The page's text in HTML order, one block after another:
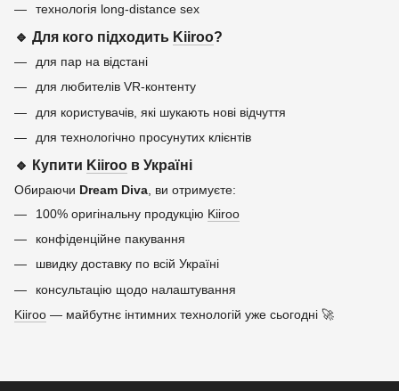
технологія long-distance sex
🔹 Для кого підходить Kiiroo?
для пар на відстані
для любителів VR-контенту
для користувачів, які шукають нові відчуття
для технологічно просунутих клієнтів
🔹 Купити Kiiroo в Україні
Обираючи Dream Diva , ви отримуєте:
100% оригінальну продукцію Kiiroo
конфіденційне пакування
швидку доставку по всій Україні
консультацію щодо налаштування
Kiiroo — майбутнє інтимних технологій уже сьогодні 🚀